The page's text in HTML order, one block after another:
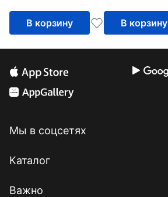
В корзину В корзину
Мы в соцсетях
Каталог
Важно